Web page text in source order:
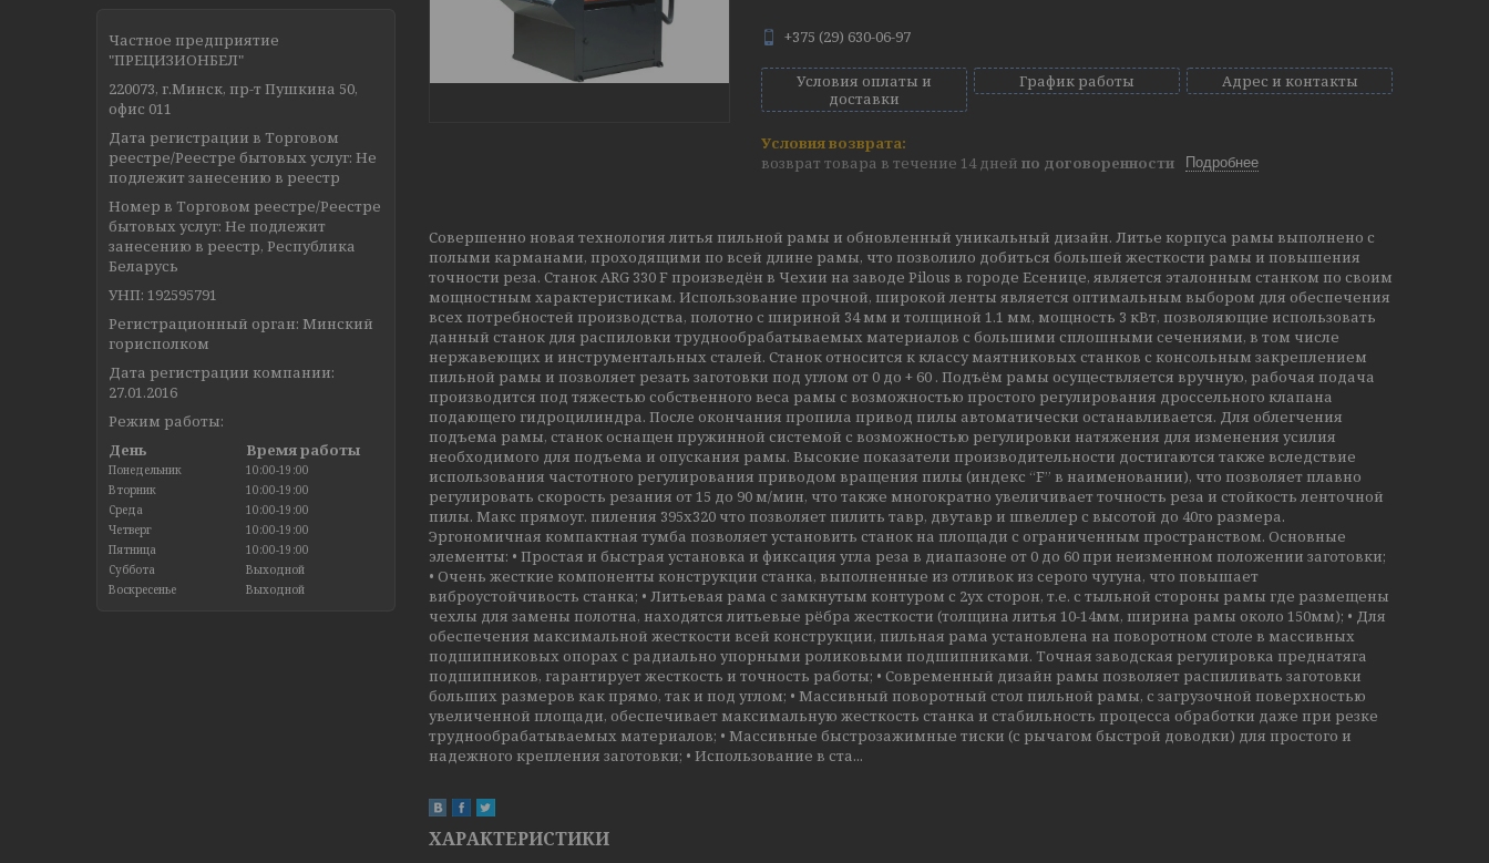
+375 (29) 630-06-97
Условия оплаты и
доставки
График работы Адрес и контакты
возврат товара в течение 14 дней по договоренности Подробнее
Совершенно новая технология литья пильной рамы и обновленный уникальный дизайн. Литье корпуса рамы выполнено с
полыми карманами, проходящими по всей длине рамы, что позволило добиться большей жесткости рамы и повышения
точности реза. Станок ARG 330 F произведён в Чехии на заводе Pilous в городе Есенице, является эталонным станком по своим
мощностным характеристикам. Использование прочной, широкой ленты является оптимальным выбором для обеспечения
всех потребностей производства, полотно с шириной 34 мм и толщиной 1.1 мм, мощность 3 кВт, позволяющие использовать
данный станок для распиловки труднообрабатываемых материалов с большими сплошными сечениями, в том числе
нержавеющих и инструментальных сталей. Станок относится к классу маятниковых станков с консольным закреплением
пильной рамы и позволяет резать заготовки под углом от 0 до + 60 . Подъём рамы осуществляется вручную, рабочая подача
производится под тяжестью собственного веса рамы с возможностью простого регулирования дроссельного клапана
подающего гидроцилиндра. После окончания пропила привод пилы автоматически останавливается. Для облегчения
подъема рамы, станок оснащен пружинной системой с возможностью регулировки натяжения для изменения усилия
необходимого для подъема и опускания рамы. Высокие показатели производительности достигаются также вследствие
использования частотного регулирования приводом вращения пилы (индекс “F” в наименовании), что позволяет плавно
регулировать скорость резания от 15 до 90 м/мин, что также многократно увеличивает точность реза и стойкость ленточной
пилы. Макс прямоуг. пиления 395х320 что позволяет пилить тавр, двутавр и швеллер с высотой до 40го размера.
Эргономичная компактная тумба позволяет установить станок на площади с ограниченным пространством. Основные
элементы: • Простая и быстрая установка и фиксация угла реза в диапазоне от 0 до 60 при неизменном положении заготовки;
• Очень жесткие компоненты конструкции станка, выполненные из отливок из серого чугуна, что повышает
виброустойчивость станка; • Литьевая рама с замкнутым контуром с 2ух сторон, т.е. с тыльной стороны рамы где размещены
чехлы для замены полотна, находятся литьевые рёбра жесткости (толщина литья 10-14мм, ширина рамы около 150мм); • Для
обеспечения максимальной жесткости всей конструкции, пильная рама установлена на поворотном столе в массивных
подшипниковых опорах с радиально упорными роликовыми подшипниками. Точная заводская регулировка преднатяга
подшипников, гарантирует жесткость и точность работы; • Современный дизайн рамы позволяет распиливать заготовки
больших размеров как прямо, так и под углом; • Массивный поворотный стол пильной рамы, с загрузочной поверхностью
увеличенной площади, обеспечивает максимальную жесткость станка и стабильность процесса обработки даже при резке
труднообрабатываемых материалов; • Массивные быстрозажимные тиски (с рычагом быстрой доводки) для простого и
надежного крепления заготовки; • Использование в ста...
ХАРАКТЕРИСТИКИ
Частное предприятие
"ПРЕЦИЗИОНБЕЛ"
220073, г.Минск, пр-т Пушкина 50,
офис 011
Дата регистрации в Торговом
реестре/Реестре бытовых услуг: Не
подлежит занесению в реестр
Номер в Торговом реестре/Реестре
бытовых услуг: Не подлежит
занесению в реестр, Республика
Беларусь
УНП: 192595791
Регистрационный орган: Минский
горисполком
Дата регистрации компании:
27.01.2016
Режим работы:
День
Время работы
Понедельник
10:00-19:00
Вторник
10:00-19:00
Среда
10:00-19:00
Четверг
10:00-19:00
Пятница
10:00-19:00
Суббота
Выходной
Воскресенье
Выходной